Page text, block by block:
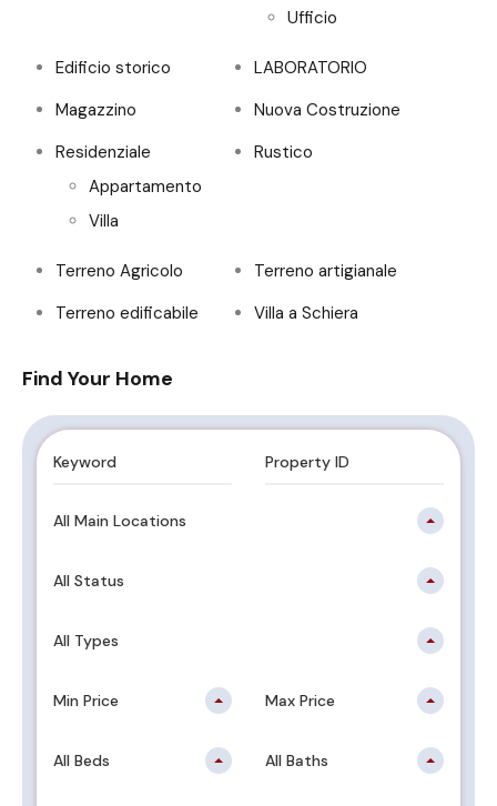
Ufficio
Edificio storico
LABORATORIO
Magazzino
Nuova Costruzione
Residenziale
Appartamento
Villa
Rustico
Terreno Agricolo
Terreno artigianale
Terreno edificabile
Villa a Schiera
Find Your Home
All Main Locations
All Status
All Types
Min Price Max Price
All Beds All Baths